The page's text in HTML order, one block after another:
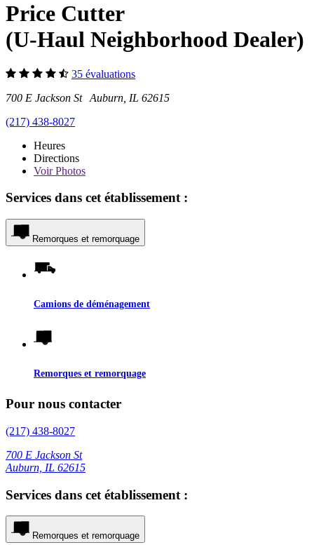
Price Cutter
(U-Haul Neighborhood Dealer)
35 évaluations
700 E Jackson St Auburn, IL 62615
(217) 438-8027
Heures
Directions
VoirPhotos
Services dans cet établissement :
Remorques et remorquage
Camions de déménagement
Remorques et remorquage
Pour nous contacter
(217) 438-8027
700 E Jackson St
Auburn, IL 62615
Services dans cet établissement :
Remorques et remorquage